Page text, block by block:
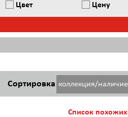
Цвет
Цену
Сортировка коллекция/наличие
Список похожих